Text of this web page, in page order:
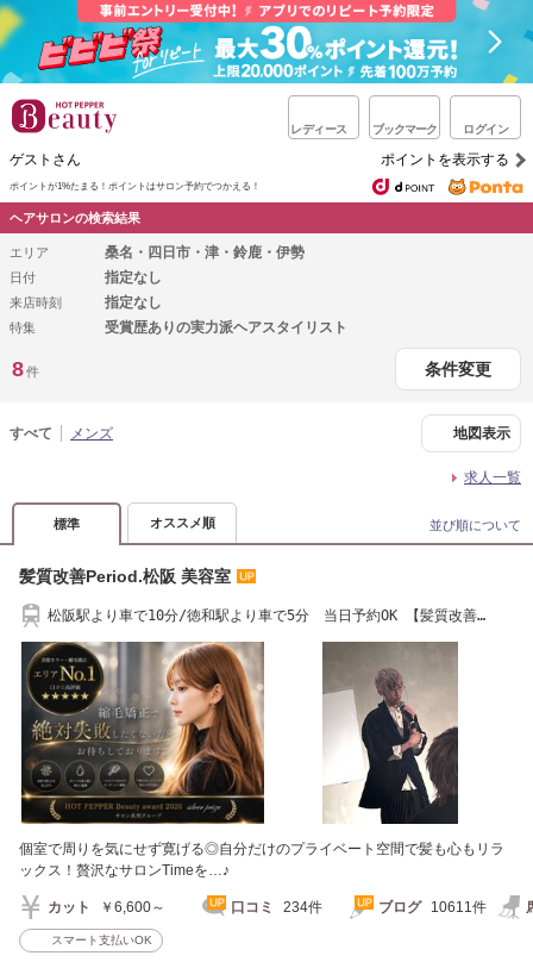
レディース ブックマーク ログイン
ゲストさん ポイントを表示する
ポイントが1%たまる！ ポイントはサロン予約でつかえる！
ヘアサロンの検索結果
エリア 桑名・四日市・津・鈴鹿・伊勢
日付 指定なし
来店時刻 指定なし
特集 受賞歴ありの実力派ヘアスタイリスト
8件 条件変更
すべて メンズ 地図表示
求人一覧
標準 オススメ順 並び順について
髪質改善Period.松阪 美容室
松阪駅より車で10分/徳和駅より車で5分 当日予約OK 【髪質改善
個室で周りを気にせず寛げる◎自分だけのプライベート空間で髪も心もリラ
ックス！贅沢なサロンTimeを…♪
カット ￥6,600～ 口コミ 234件 ブログ 10611件
スマート支払いOK